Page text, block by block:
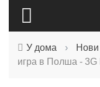
У дома › Нови
игра в Полша - 3G